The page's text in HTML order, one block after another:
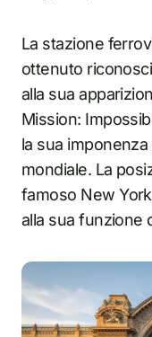
La stazione
ottenuto
alla sua
Mission:
la sua
mondiale. La
famoso New
alla sua funzione